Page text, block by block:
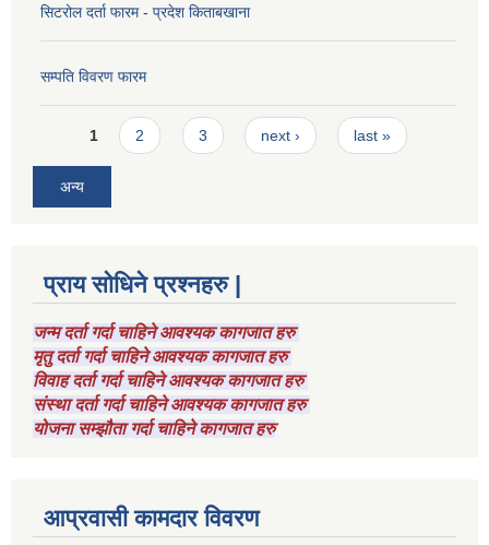
सिटरोल दर्ता फारम - प्रदेश किताबखाना
सम्पति विवरण फारम
Pages
1 2 3 next › last »
अन्य
प्राय सोधिने प्रश्नहरु |
जन्म दर्ता गर्दा चाहिने आवश्यक कागजात हरु
मृतु दर्ता गर्दा चाहिने आवश्यक कागजात हरु
विवाह दर्ता गर्दा चाहिने आवश्यक कागजात हरु
संस्था दर्ता गर्दा चाहिने आवश्यक कागजात हरु
योजना सम्झौता गर्दा चाहिने कागजात हरु
आप्रवासी कामदार विवरण